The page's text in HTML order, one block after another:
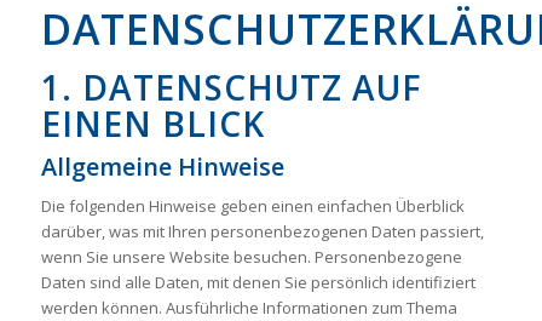
1. DATENSCHUTZ AUF
EINEN BLICK
Allgemeine Hinweise
Die folgenden Hinweise geben einen einfachen Überblick
darüber, was mit Ihren personenbezogenen Daten passiert,
wenn Sie unsere Website besuchen. Personenbezogene
Daten sind alle Daten, mit denen Sie persönlich identifiziert
werden können. Ausführliche Informationen zum Thema